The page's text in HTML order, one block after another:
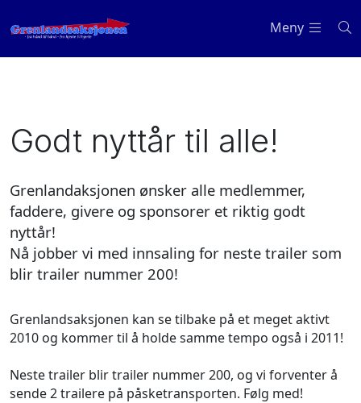
Meny
Godt nyttår til alle!
Grenlandaksjonen ønsker alle medlemmer,
faddere, givere og sponsorer et riktig godt
nyttår!
Nå jobber vi med innsaling for neste trailer som
blir trailer nummer 200!
Grenlandsaksjonen kan se tilbake på et meget aktivt
2010 og kommer til å holde samme tempo også i 2011!
Neste trailer blir trailer nummer 200, og vi forventer å
sende 2 trailere på påsketransporten. Følg med!